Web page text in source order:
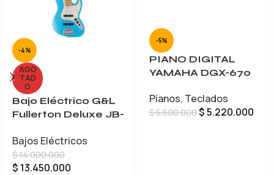
-4%
AGO
TAD
O
Bajo Eléctrico G&L
Fullerton Deluxe JB-
Bajos Eléctricos
$14.000.000
$ 13.450.000
-5%
PIANO DIGITAL
YAMAHA DGX-670
Pianos, Teclados
$5.500.000$5.220.000